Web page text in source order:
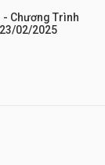
- Chương Trình
02/2025